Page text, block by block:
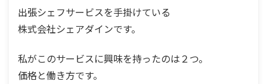
出張シェフサービスを手掛けている
株式会社シェアダインです。
私がこのサービスに興味を持ったのは２つ。
価格と働き方です。